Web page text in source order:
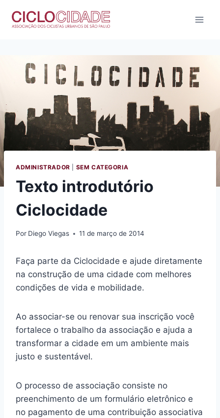
para
ADMINISTRADOR SEM CATEGORIA
Texto introdutório
Ciclocidade
Por Diego Viegas 11 de março de 2014
Faça parte da Ciclocidade e ajude diretamente
na construção de uma cidade com melhores
condições de vida e mobilidade.
Ao associar-se ou renovar sua inscrição você
fortalece o trabalho da associação e ajuda a
transformar a cidade em um ambiente mais
justo e sustentável.
O processo de associação consiste no
preenchimento de um formulário eletrônico e
no pagamento de uma contribuição associativa